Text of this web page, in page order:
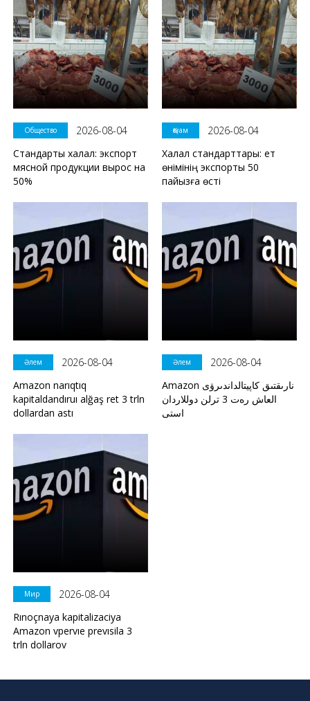
Общество
2026-08-04
Стандарты халал: экспорт
мясной продукции вырос на
50%
Қоғам
2026-08-04
Халал стандарттары: ет
өнімінің экспорты 50
пайызға өсті
Әлем
2026-08-04
Amazon narıqtıq
kapitaldandıruı alğaş ret 3 trln
dollardan astı
Әлем
2026-08-04
Amazon نارىقتىق كاپيتالداندىرۋى
العاش رەت 3 ترلن دوللاردان
استى
Мир
2026-08-04
Rınoçnaya kapitalizaciya
Amazon vpervıe prevısila 3
trln dollarov